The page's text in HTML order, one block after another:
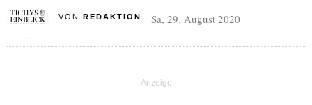
VON REDAKTION Sa, 29. August 2020